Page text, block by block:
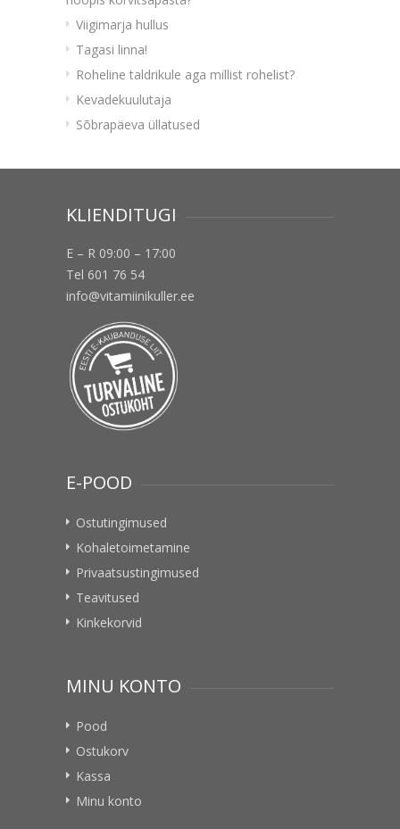
Viigimarja hullus
Tagasi linna!
Roheline taldrikule aga millist rohelist?
Kevadekuulutaja
Sõbrapäeva üllatused
KLIENDITUGI
E – R 09:00 – 17:00
Tel 601 76 54
info@vitamiinikuller.ee
E-POOD
Ostutingimused
Kohaletoimetamine
Privaatsustingimused
Teavitused
Kinkekorvid
MINU KONTO
Pood
Ostukorv
Kassa
Minu konto